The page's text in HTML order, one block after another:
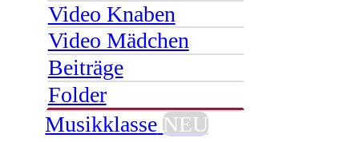
Video Knaben
Video Mädchen
Beiträge
Folder
Musikklasse NEU